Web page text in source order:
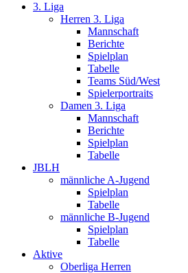
3. Liga
Herren 3. Liga
Mannschaft
Berichte
Spielplan
Tabelle
Teams Süd/West
Spielerportraits
Damen 3. Liga
Mannschaft
Berichte
Spielplan
Tabelle
JBLH
männliche A-Jugend
Spielplan
Tabelle
männliche B-Jugend
Spielplan
Tabelle
Aktive
Oberliga Herren